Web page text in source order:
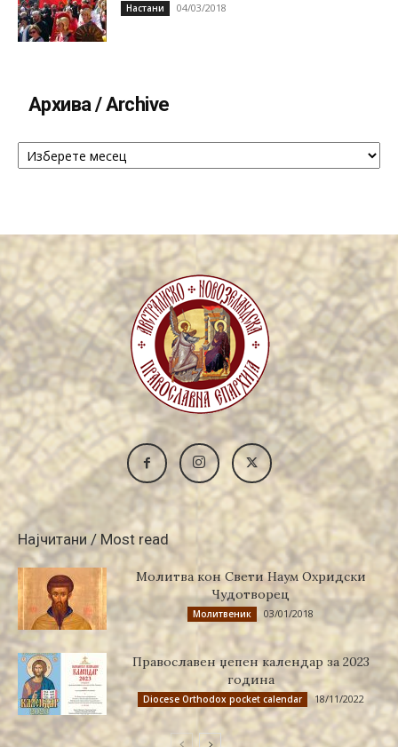
Настани 04/03/2018
Архива / Archive
Архива
Најчитани / Most read
Молитва кон Свети Наум Охридски
Чудотворец
Молитвеник 03/01/2018
Православен џепен календар за 2023
година
Diocese Orthodox pocket calendar 18/11/2022